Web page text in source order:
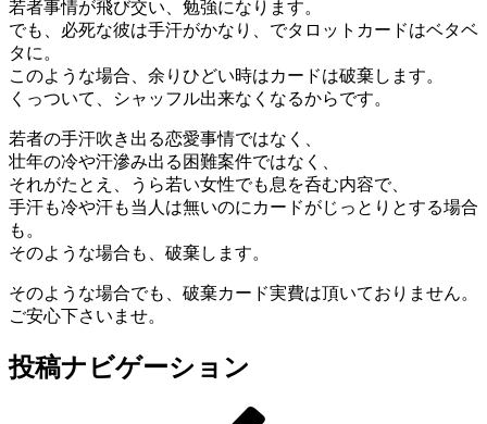
若者事情が飛び交い、勉強になります。
でも、必死な彼は手汗がかなり、でタロットカードはベタベ
タに。
このような場合、余りひどい時はカードは破棄します。
くっついて、シャッフル出来なくなるからです。
若者の手汗吹き出る恋愛事情ではなく、
壮年の冷や汗滲み出る困難案件ではなく、
それがたとえ、うら若い女性でも息を呑む内容で、
手汗も冷や汗も当人は無いのにカードがじっとりとする場合
も。
そのような場合も、破棄します。
そのような場合でも、破棄カード実費は頂いておりません。
ご安心下さいませ。
投稿ナビゲーション